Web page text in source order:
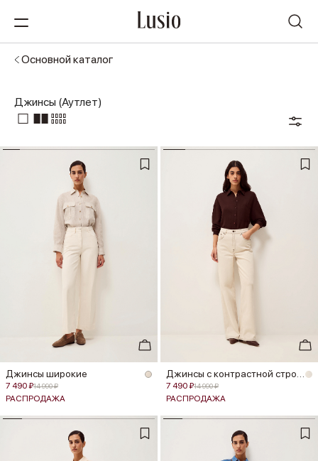
Основной каталог
Джинсы (Аутлет)
Джинсы широкие
7 490 ₽14 990 ₽
РАСПРОДАЖА
7 490 ₽14 990 ₽
РАСПРОДАЖА